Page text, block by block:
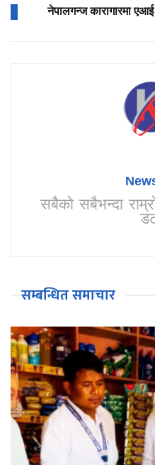
नेपालगन्ज कारागारमा एआई
सबैको सबैभन्दा
सम्बन्धित समाचार